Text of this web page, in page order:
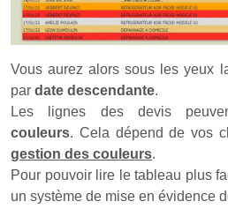
Vous aurez alors sous les yeux
par date descendante.
Les lignes des devis
couleurs. Cela dépend de vos
gestion des couleurs.
Pour pouvoir lire le tableau plus
un système de mise en évidence